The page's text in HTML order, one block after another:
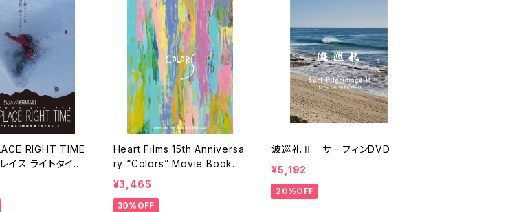
RIGHT TIME
イス ライトタイ
ィング DVD
Heart Films 15th Anniversa
ry “Colors” Movie Book
ハートフィルム
¥3,465
30%OFF
波巡礼Ⅱ サーフィンDVD
¥5,192
20%OFF